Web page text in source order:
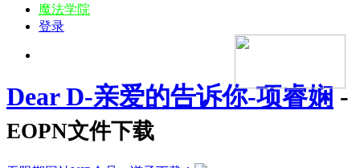
魔法学院
登录
Dear D-亲爱的告诉你-项睿娴-
EOPN文件下载